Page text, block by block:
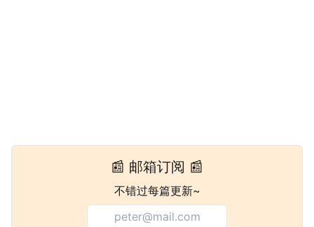
📰 邮箱订阅 📰
不错过每篇更新~